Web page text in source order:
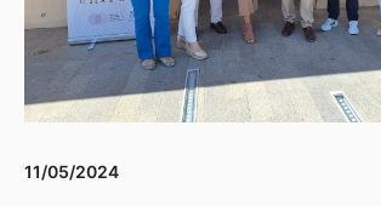
11/05/2024